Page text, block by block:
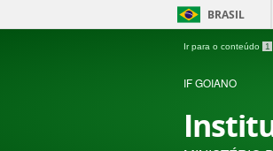
BRASIL
Ir para o conteúdo 1
IF GOIANO